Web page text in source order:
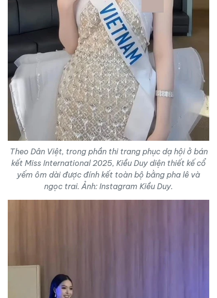
Theo Dân Việt, trong phần thi trang phục dạ hội ở bán
kết Miss International 2025, Kiều Duy diện thiết kế cổ
yếm ôm dài được đính kết toàn bộ bằng pha lê và
ngọc trai. Ảnh: Instagram Kiều Duy.